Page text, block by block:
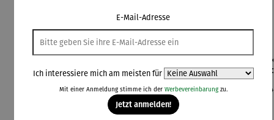
nlage
Regulärer Preis:
199,00 €
erkühler
Edelstahl
Regulärer Preis:
59,95 €
erkühler
MONACO
Regulärer Preis:
249,00 €
erkühler
NIZZA
Regulärer Preis:
199,00 €
E-Mail-Adresse
Ich interessiere mich am meisten für
Mit einer Anmeldung stimme ich der Werbevereinbarungzu.
Jetzt anmelden!